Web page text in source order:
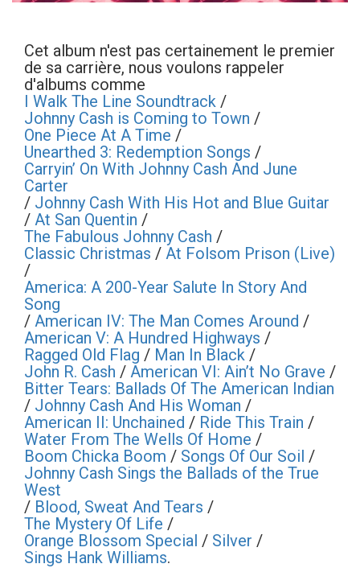
Cet album n'est pas certainement le premier
de sa carrière, nous voulons rappeler
d'albums comme
I Walk The Line Soundtrack /
Johnny Cash is Coming to Town /
One Piece At A Time /
Unearthed 3: Redemption Songs /
Carryin’ On With Johnny Cash And June
Carter
/ Johnny Cash With His Hot and Blue Guitar
/ At San Quentin /
The Fabulous Johnny Cash /
Classic Christmas / At Folsom Prison (Live)
/
America: A 200-Year Salute In Story And
Song
/ American IV: The Man Comes Around /
American V: A Hundred Highways /
Ragged Old Flag / Man In Black /
John R. Cash / American VI: Ain’t No Grave /
Bitter Tears: Ballads Of The American Indian
/ Johnny Cash And His Woman /
American II: Unchained / Ride This Train /
Water From The Wells Of Home /
Boom Chicka Boom / Songs Of Our Soil /
Johnny Cash Sings the Ballads of the True
West
/ Blood, Sweat And Tears /
The Mystery Of Life /
Orange Blossom Special / Silver /
Sings Hank Williams.